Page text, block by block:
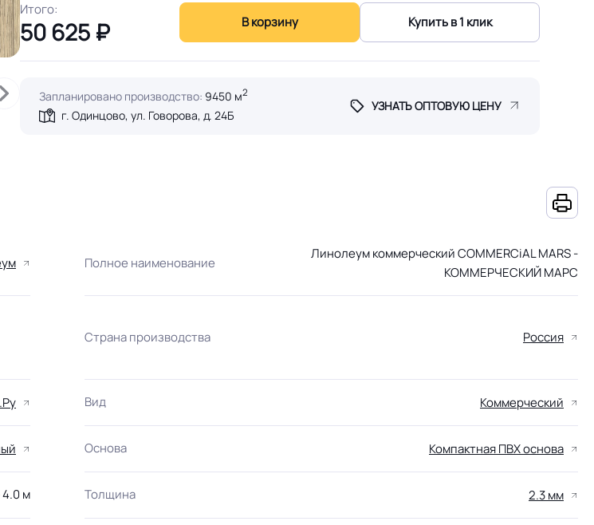
Итого:
50 625 ₽ В корзину Купить в 1 клик
Запланировано производство: 9450 м2
г. Одинцово, ул. Говорова, д. 24Б
УЗНАТЬ ОПТОВУЮ ЦЕНУ
Полное наименование
Линолеум коммерческий COMMERCiAL MARS -
КОММЕРЧЕСКИЙ МАРС
Страна производства Россия
Вид Коммерческий
Основа Компактная ПВХ основа
4.0 м Толщина 2.3 мм